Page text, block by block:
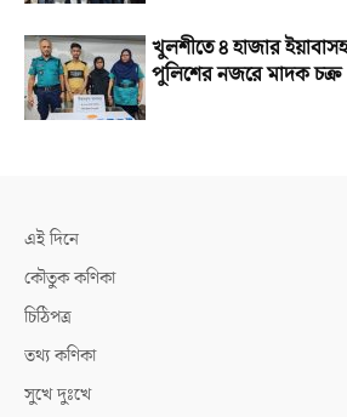
খুলশীতে ৪ হাজার ইয়াবাসহ
পুলিশের নজরে মাদক চক্র
এই দিনে
কৌতুক কণিকা
চিঠিপত্র
তথ্য কণিকা
সুখে দুঃখে